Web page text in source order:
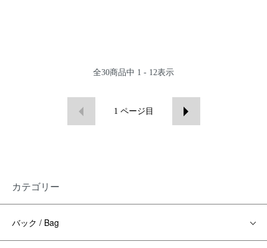
全30商品中 1 - 12表示
1 ページ目
カテゴリー
バック / Bag